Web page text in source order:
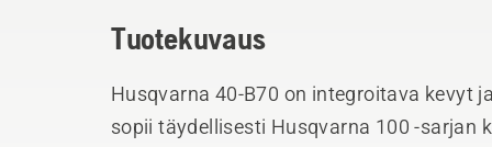
Tuotekuvaus
Husqvarna 40-B70 on integroitava kevyt
sopii täydellisesti Husqvarna 100 -sarjan